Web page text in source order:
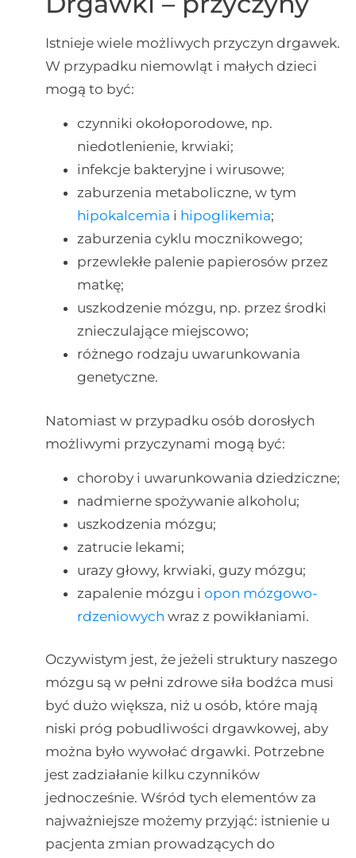
Istnieje wiele możliwych przyczyn drgawek.
W przypadku niemowląt i małych dzieci
mogą to być:
czynniki okołoporodowe, np.
niedotlenienie, krwiaki;
infekcje bakteryjne i wirusowe;
zaburzenia metaboliczne, w tym
hipokalcemia i hipoglikemia;
zaburzenia cyklu mocznikowego;
przewlekłe palenie papierosów przez
matkę;
uszkodzenie mózgu, np. przez środki
znieczulające miejscowo;
różnego rodzaju uwarunkowania
genetyczne.
Natomiast w przypadku osób dorosłych
możliwymi przyczynami mogą być:
choroby i uwarunkowania dziedziczne;
nadmierne spożywanie alkoholu;
uszkodzenia mózgu;
zatrucie lekami;
urazy głowy, krwiaki, guzy mózgu;
zapalenie mózgu i opon mózgowo-
rdzeniowych wraz z powikłaniami.
Oczywistym jest, że jeżeli struktury naszego
mózgu są w pełni zdrowe siła bodźca musi
być dużo większa, niż u osób, które mają
niski próg pobudliwości drgawkowej, aby
można było wywołać drgawki. Potrzebne
jest zadziałanie kilku czynników
jednocześnie. Wśród tych elementów za
najważniejsze możemy przyjąć: istnienie u
pacjenta zmian prowadzących do